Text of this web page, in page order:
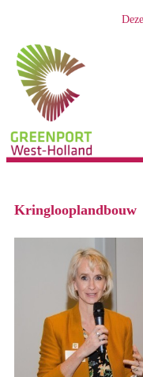
Kringlooplandbouw